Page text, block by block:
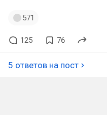
571
125 76
5 ответов на пост